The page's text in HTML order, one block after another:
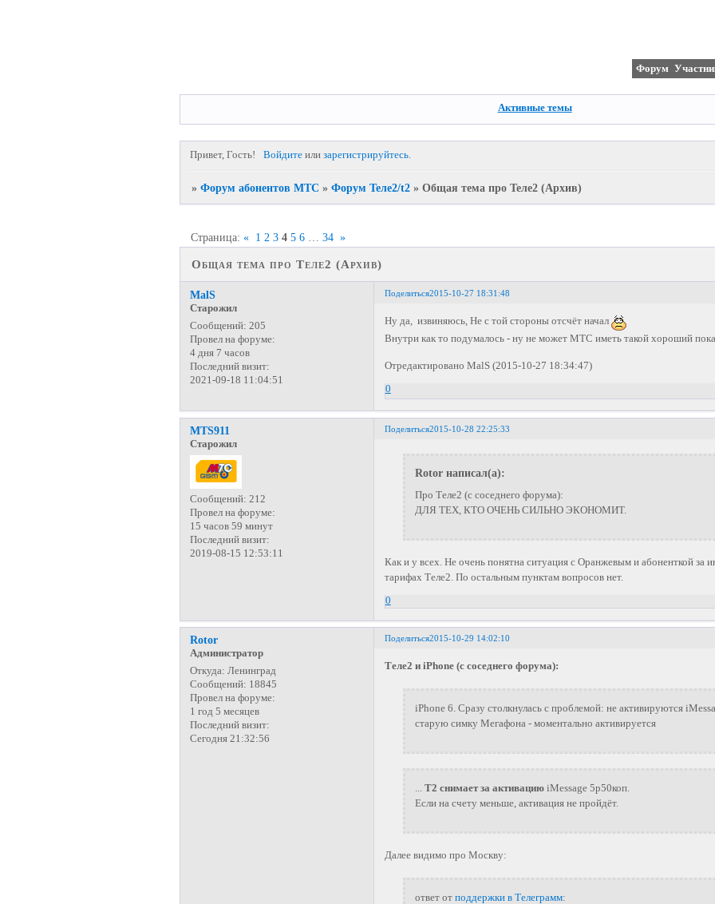
Форум
Активные темы
Привет, Гость! Войдитеили зарегистрируйтесь.
» Форум абонентов МТС » Форум Теле2/t2 » Общая тема про Теле2 (Архив)
Общая тема про Теле2 (Архив)
Страница: « 1 2 3 4 5 6 34 »
Поделиться2015-10-27 18:31:48
MalS
Старожил
Сообщений: 205
Провел на форуме:
4 дня 7 часов
Последний визит:
2021-09-18 11:04:51
Ну да, извиняюсь, Не с той стороны отсчёт начал
Внутри как то подумалось - ну не может МТС иметь такой хороший
Отредактировано MalS (2015-10-27 18:34:47)
0
Поделиться2015-10-28 22:25:33
MTS911
Старожил
Сообщений: 212
Провел на форуме:
15 часов 59 минут
Последний визит:
2019-08-15 12:53:11
Rotor написал(а):
Про Теле2 (с соседнего форума):
ДЛЯ ТЕХ, КТО ОЧЕНЬ СИЛЬНО ЭКОНОМИТ.
Как и у всех. Не очень понятна ситуация с Оранжевым и абоненткой за
тарифах Теле2. По остальным пунктам вопросов нет.
0
Поделиться2015-10-29 14:02:10
Rotor
Администратор
Откуда: Ленинград
Сообщений: 18845
Провел на форуме:
1 год 5 месяцев
Последний визит:
Сегодня 21:32:56
Теле2 и iPhone (с соседнего форума):
iPhone 6. Сразу столкнулась с проблемой: не активируются
старую симку Мегафона - моментально активируется
...Т2 снимает за активацию iMessage 5р50коп.
Если на счету меньше, активация не пройдёт.
Далее видимо про Москву:
ответ отподдержки в Телеграмм: